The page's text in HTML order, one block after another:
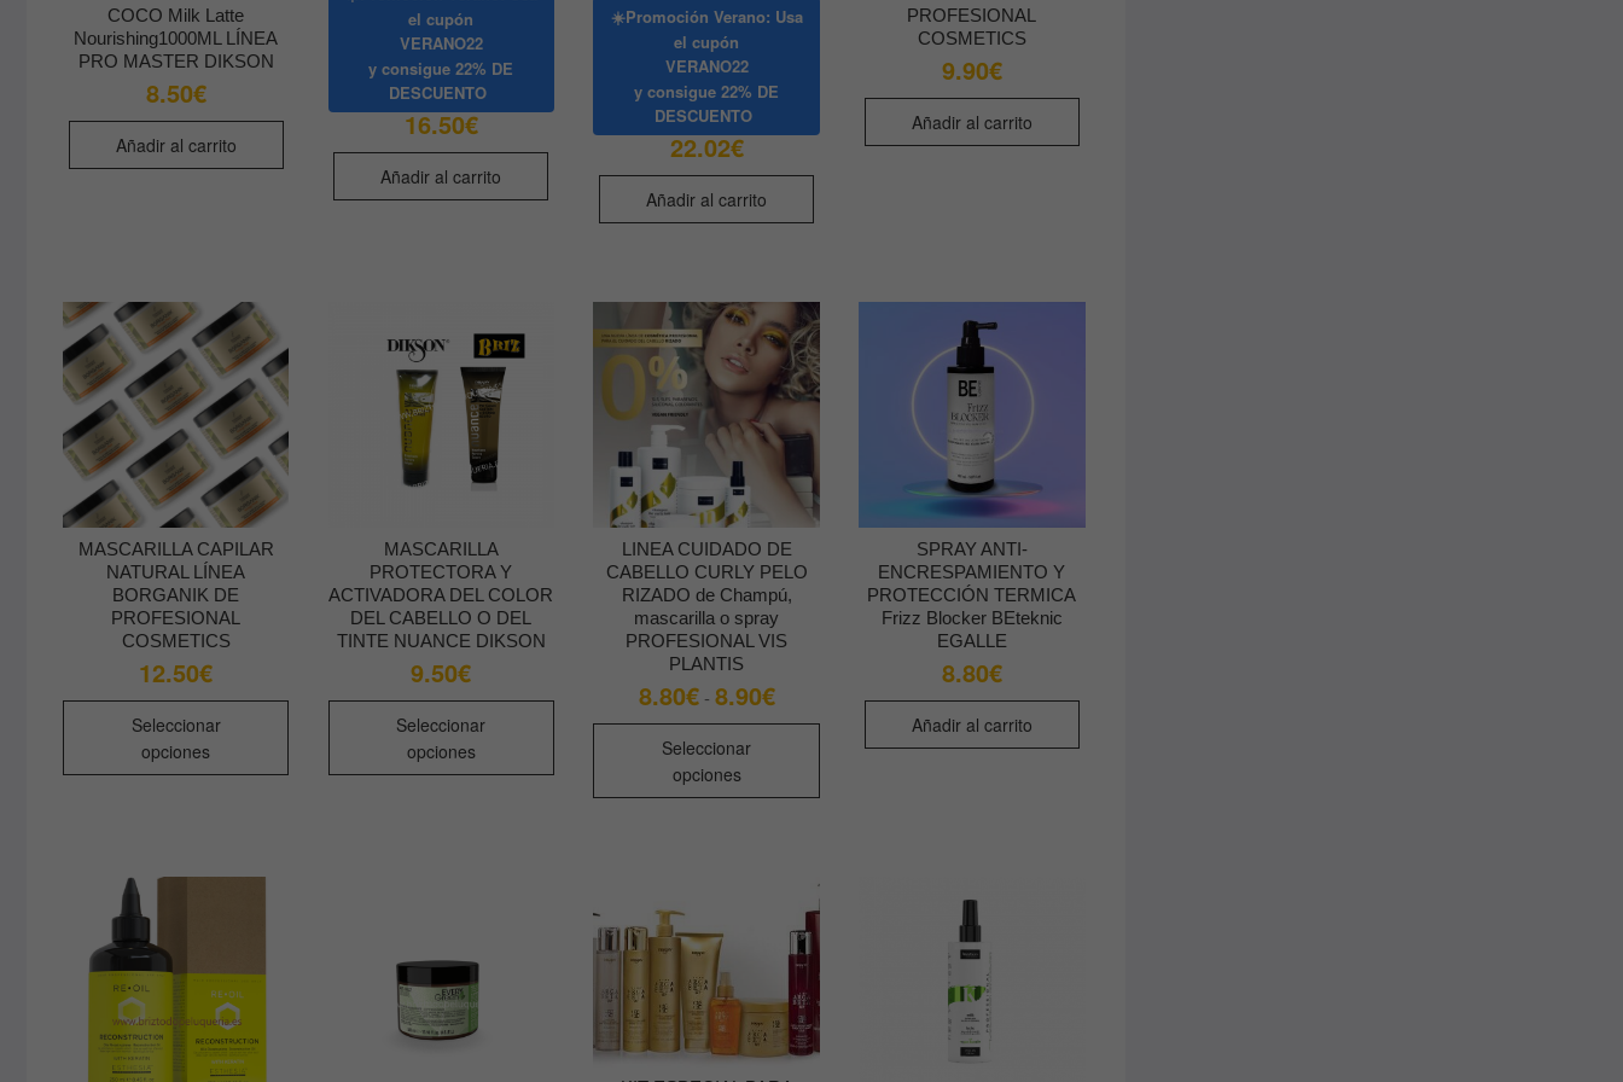
COCO Milk Latte
Nourishing1000ML LÍNEA
PRO MASTER DIKSON
8.50€
Añadir al carrito
el cupón
VERANO22
y consigue 22% DE
DESCUENTO
16.50€
Añadir al carrito
☀️Promoción Verano: Usa
el cupón
VERANO22
y consigue 22% DE
DESCUENTO
22.02€
Añadir al carrito
PROFESIONAL
COSMETICS
9.90€
Añadir al carrito
MASCARILLA CAPILAR
NATURAL LÍNEA
BORGANIK DE
PROFESIONAL
COSMETICS
12.50€
Seleccionar
opciones
Este
MASCARILLA
PROTECTORA Y
ACTIVADORA DEL COLOR
DEL CABELLO O DEL
TINTE NUANCE DIKSON
9.50€
Seleccionar
opciones
Este
múltiples
pueden
página
LINEA CUIDADO DE
CABELLO CURLY PELO
RIZADO de Champú,
mascarilla o spray
PROFESIONAL VIS
PLANTIS
8.80€ - 8.90€Rango
de
precios:
8.90€
Seleccionar
opciones
Este
opciones
la
SPRAY ANTI-
ENCRESPAMIENTO Y
PROTECCIÓN TERMICA
Frizz Blocker BEteknic
EGALLE
8.80€
Añadir al carrito